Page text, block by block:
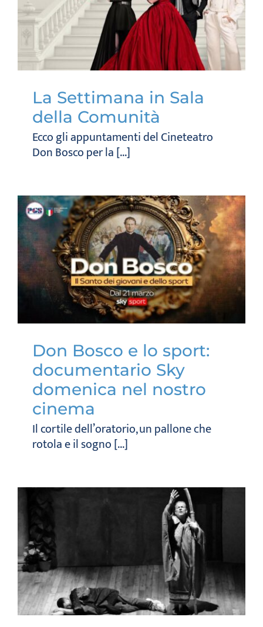
La Settimana in Sala
della Comunità
Ecco gli appuntamenti del Cineteatro
Don Bosco per la [...]
Don Bosco e lo sport:
documentario Sky
domenica nel nostro
cinema
Il cortile dell’oratorio, un pallone che
rotola e il sogno [...]